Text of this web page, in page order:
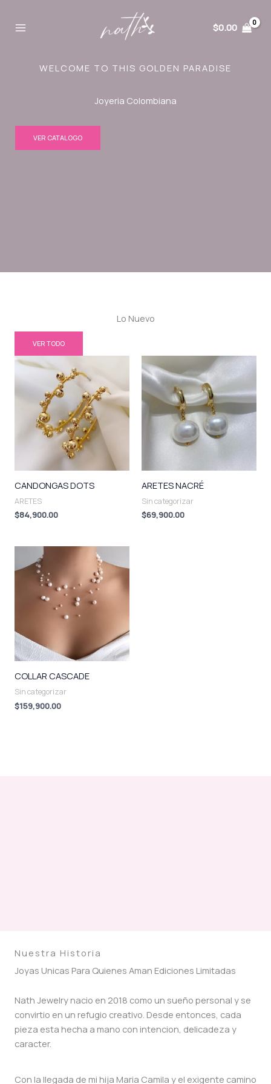
$0.00
WELCOME TO THIS GOLDEN PARADISE
Joyeria Colombiana
VER CATALOGO
Lo Nuevo
VER TODO
CANDONGAS DOTS
ARETES
$84,900.00
ARETES NACRÉ
Sin categorizar
$69,900.00
COLLAR CASCADE
Sin categorizar
$159,900.00
Nuestra Historia
Joyas Unicas Para Quienes Aman Ediciones Limitadas
Nath Jewelry nacio en 2018 como un sueño personal y se
convirtio en un refugio creativo. Desde entonces, cada
pieza esta hecha a mano con intencion, delicadeza y
caracter.
Con la llegada de mi hija Maria Camila y el exigente camino